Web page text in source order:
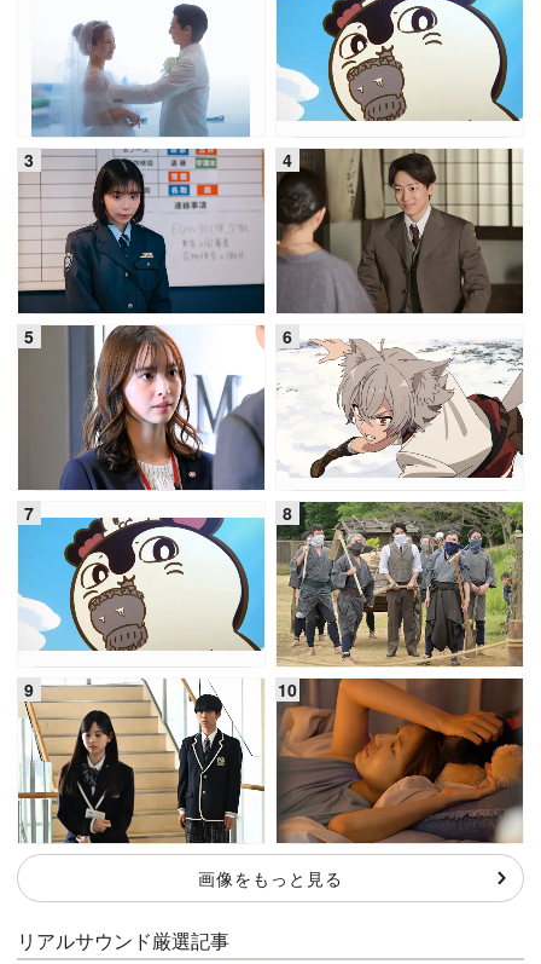
画像をもっと見る
リアルサウンド厳選記事